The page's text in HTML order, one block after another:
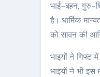
भाई-बहन, गुरु-
है। धार्मिक
को सावन की
भाइयों ने गिफ्ट
भाइयों ने भी इस